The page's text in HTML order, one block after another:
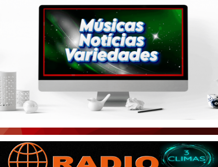
CNN BRASIL
PORTAL CEARÁ
ÚLTIMAS POSTAGENS
BOAS NOTÍCIAS...VIRAM MANCHETE!
CEARÁ BRASIL NOTÍCIAS
CEARÁ BRASIL MUNDO 1